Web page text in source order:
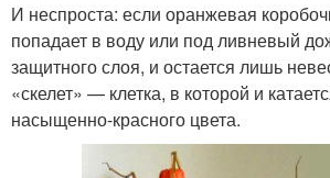
И неспроста: если оранжевая
попадает в воду или под ливневый
защитного слоя, и остается лишь
«скелет» — клетка, в которой и
насыщенно-красного цвета.